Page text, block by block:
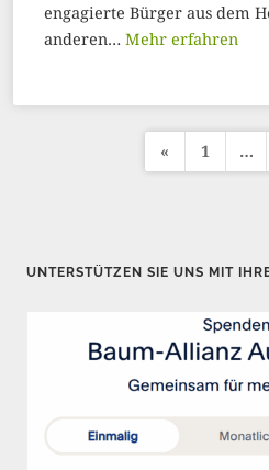
engagierte Bürger aus dem
anderen… Mehr erfahren
t
n
n
« 1 …
UNTERSTÜTZEN SIE UNS MIT